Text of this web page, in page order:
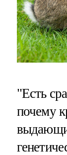
"Есть
почему